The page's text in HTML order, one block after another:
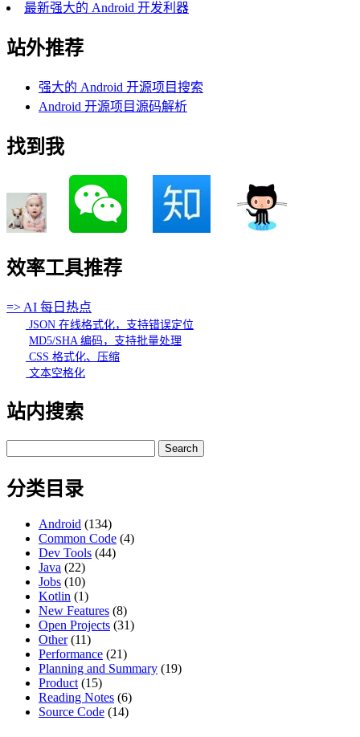
最新强大的 Android 开发利器
站外推荐
强大的 Android 开源项目搜索
Android 开源项目源码解析
找到我
效率工具推荐
=> AI 每日热点
JSON 在线格式化，支持错误定位
MD5/SHA 编码，支持批量处理
CSS 格式化、压缩
文本空格化
站内搜索
for:
分类目录
Android (134)
Common Code (4)
Dev Tools (44)
Java (22)
Jobs (10)
Kotlin (1)
New Features (8)
Open Projects (31)
Other(11)
Performance (21)
Planning and Summary (19)
Product (15)
Reading Notes (6)
Source Code (14)